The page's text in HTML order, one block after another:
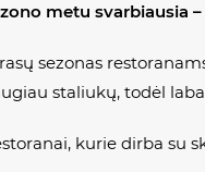
metu svarbiausia
sezonas
staliukų, todėl
kurie dirba su